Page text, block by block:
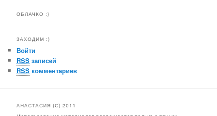
ОБЛАЧКО :)
ЗАХОДИМ :)
Войти
RSS записей
RSS комментариев
АНАСТАСИЯ (С) 2011